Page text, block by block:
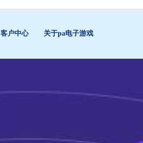
客户中心 关于pa电子游戏